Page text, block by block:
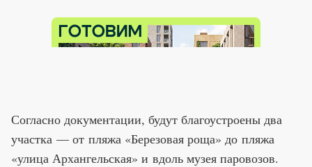
Согласно документации, будут благоустроены два
участка — от пляжа «Березовая роща» до пляжа
«улица Архангельская» и вдоль музея паровозов.